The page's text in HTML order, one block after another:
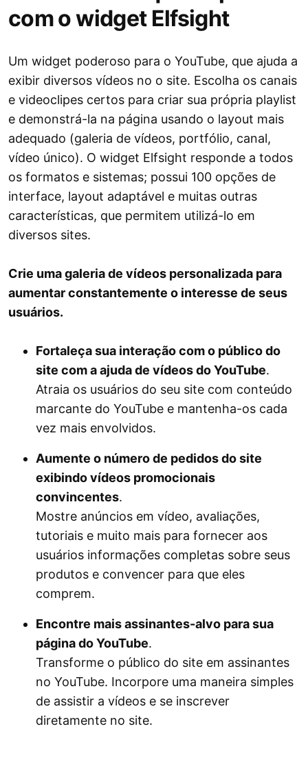
com o widget Elfsight
Um widget poderoso para o YouTube, que ajuda a
exibir diversos vídeos no o site. Escolha os canais
e videoclipes certos para criar sua própria playlist
e demonstrá-la na página usando o layout mais
adequado (galeria de vídeos, portfólio, canal,
vídeo único). O widget Elfsight responde a todos
os formatos e sistemas; possui 100 opções de
interface, layout adaptável e muitas outras
características, que permitem utilizá-lo em
diversos sites.
Crie uma galeria de vídeos personalizada para
aumentar constantemente o interesse de seus
usuários.
Fortaleça sua interação com o público do
site com a ajuda de vídeos do YouTube.
Atraia os usuários do seu site com conteúdo
marcante do YouTube e mantenha-os cada
vez mais envolvidos.
Aumente o número de pedidos do site
exibindo vídeos promocionais
convincentes.
Mostre anúncios em vídeo, avaliações,
tutoriais e muito mais para fornecer aos
usuários informações completas sobre seus
produtos e convencer para que eles
comprem.
Encontre mais assinantes-alvo para sua
página do YouTube.
Transforme o público do site em assinantes
no YouTube. Incorpore uma maneira simples
de assistir a vídeos e se inscrever
diretamente no site.